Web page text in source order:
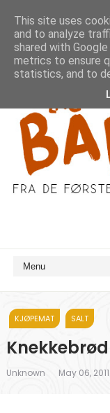
KJØPEMAT SALT
Knekkebrød
Unknown May 06, 2011
This site uses
and to analyze
shared with
metrics to ensure
statistics, and to